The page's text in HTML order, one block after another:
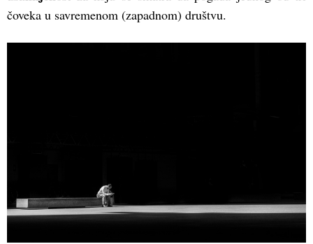
čoveka u savremenom (zapadnom) društvu.